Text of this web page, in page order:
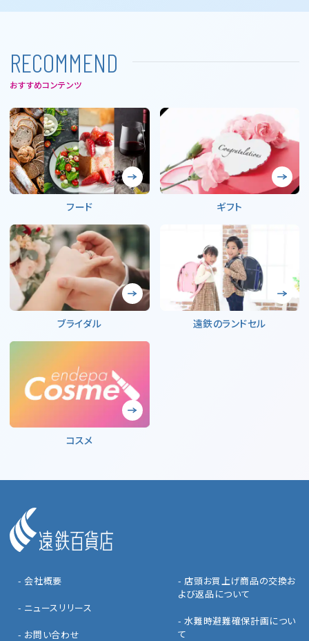
RECOMMEND
おすすめコンテンツ
フード ギフト
ブライダル 遠鉄のランドセル
コスメ
- 会社概要
- ニュースリリース
- お問い合わせ
- 店頭お買上げ商品の交換お
よび返品について
- 水難時避難確保計画につい
て